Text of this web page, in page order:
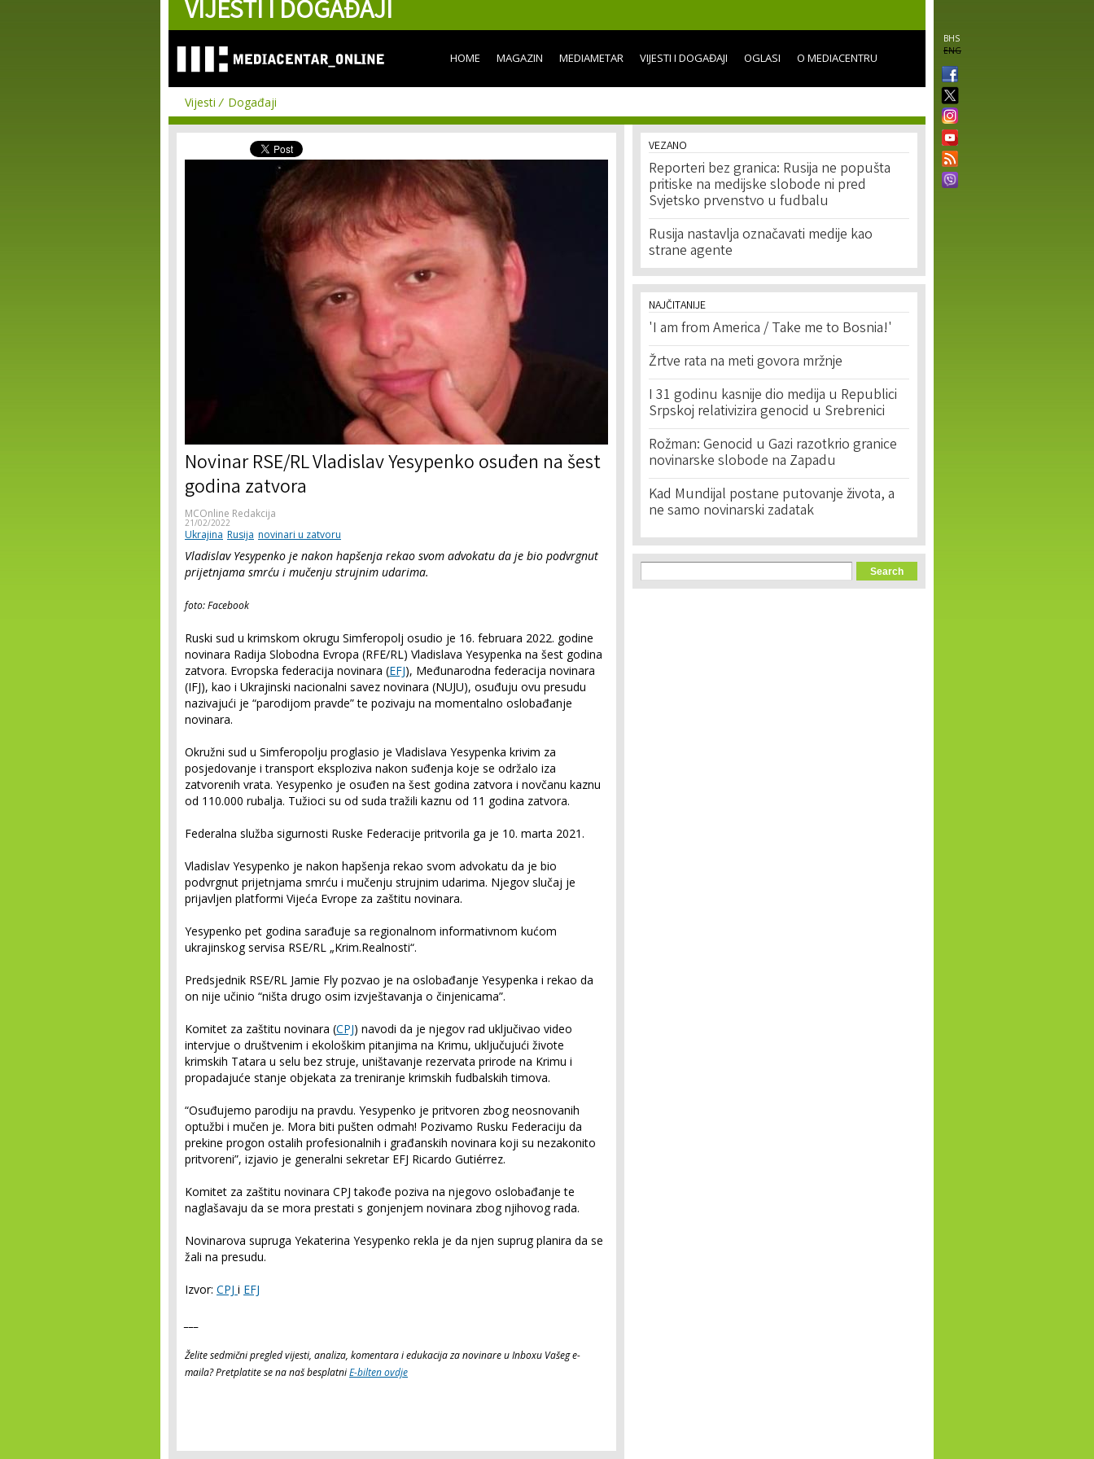
content
VIJESTI I DOGAĐAJI
BHS
ENG
HOME MAGAZIN MEDIAMETAR VIJESTI I DOGAĐAJI OGLASI O MEDIACENTRU
Vijesti Događaji
Novinar RSE/RL Vladislav Yesypenko osuđen na šest
godina zatvora
MCOnline Redakcija
21/02/2022
Ukrajina Rusija novinari u zatvoru
Vladislav Yesypenko je nakon hapšenja rekao svom advokatu da je bio podvrgnut
prijetnjama smrću i mučenju strujnim udarima.
foto: Facebook
Ruski sud u krimskom okrugu Simferopolj osudio je 16. februara 2022. godine
novinara Radija Slobodna Evropa (RFE/RL) Vladislava Yesypenka na šest godina
zatvora. Evropska federacija novinara (EFJ), Međunarodna federacija novinara
(IFJ), kao i Ukrajinski nacionalni savez novinara (NUJU), osuđuju ovu presudu
nazivajući je “parodijom pravde” te pozivaju na momentalno oslobađanje
novinara.
Okružni sud u Simferopolju proglasio je Vladislava Yesypenka krivim za
posjedovanje i transport eksploziva nakon suđenja koje se održalo iza
zatvorenih vrata. Yesypenko je osuđen na šest godina zatvora i novčanu kaznu
od 110.000 rubalja. Tužioci su od suda tražili kaznu od 11 godina zatvora.
Federalna služba sigurnosti Ruske Federacije pritvorila ga je 10. marta 2021.
Vladislav Yesypenko je nakon hapšenja rekao svom advokatu da je bio
podvrgnut prijetnjama smrću i mučenju strujnim udarima. Njegov slučaj je
prijavljen platformi Vijeća Evrope za zaštitu novinara.
Yesypenko pet godina sarađuje sa regionalnom informativnom kućom
ukrajinskog servisa RSE/RL „Krim.Realnosti“.
Predsjednik RSE/RL Jamie Fly pozvao je na oslobađanje Yesypenka i rekao da
on nije učinio “ništa drugo osim izvještavanja o činjenicama”.
Komitet za zaštitu novinara (CPJ) navodi da je njegov rad uključivao video
intervjue o društvenim i ekološkim pitanjima na Krimu, uključujući živote
krimskih Tatara u selu bez struje, uništavanje rezervata prirode na Krimu i
propadajuće stanje objekata za treniranje krimskih fudbalskih timova.
“Osuđujemo parodiju na pravdu. Yesypenko je pritvoren zbog neosnovanih
optužbi i mučen je. Mora biti pušten odmah! Pozivamo Rusku Federaciju da
prekine progon ostalih profesionalnih i građanskih novinara koji su nezakonito
pritvoreni”, izjavio je generalni sekretar EFJ Ricardo Gutiérrez.
Komitet za zaštitu novinara CPJ takođe poziva na njegovo oslobađanje te
naglašavaju da se mora prestati s gonjenjem novinara zbog njihovog rada.
Novinarova supruga Yekaterina Yesypenko rekla je da njen suprug planira da se
žali na presudu.
Izvor: CPJ i EFJ
Želite sedmični pregled vijesti, analiza, komentara i edukacija za novinare u Inboxu Vašeg e-
maila? Pretplatite se na naš besplatniE-bilten ovdje
VEZANO
Reporteri bez granica: Rusija ne popušta
pritiske na medijske slobode ni pred
Svjetsko prvenstvo u fudbalu
Rusija nastavlja označavati medije kao
strane agente
NAJČITANIJE
'I am from America / Take me to Bosnia!'
Žrtve rata na meti govora mržnje
I 31 godinu kasnije dio medija u Republici
Srpskoj relativizira genocid u Srebrenici
Rožman: Genocid u Gazi razotkrio granice
novinarske slobode na Zapadu
Kad Mundijal postane putovanje života, a
ne samo novinarski zadatak
Search form
Search